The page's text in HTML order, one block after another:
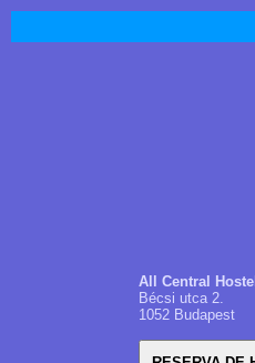
All Central Hostel
Bécsi utca 2.
1052 Budapest